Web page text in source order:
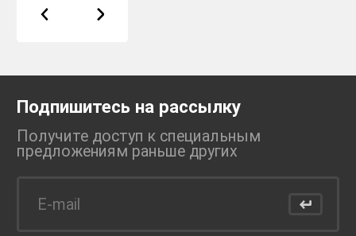
Подпишитесь на рассылку
Получите доступ к специальным
предложениям раньше других